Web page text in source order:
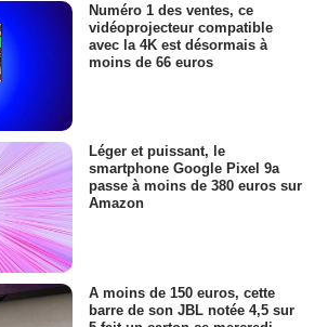
Numéro 1 des ventes, ce
vidéoprojecteur compatible
avec la 4K est désormais à
moins de 66 euros
Léger et puissant, le
smartphone Google Pixel 9a
passe à moins de 380 euros sur
Amazon
A moins de 150 euros, cette
barre de son JBL notée 4,5 sur